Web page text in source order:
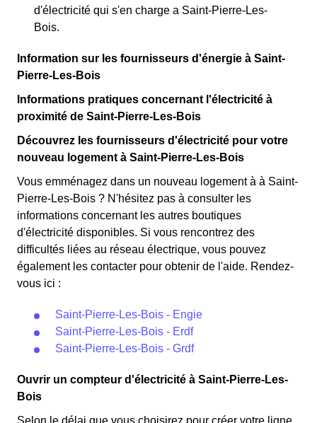
d'électricité qui s'en charge a Saint-Pierre-Les-
Bois.
Information sur les fournisseurs d'énergie à Saint-
Pierre-Les-Bois
Informations pratiques concernant l'électricité à
proximité de Saint-Pierre-Les-Bois
Découvrez les fournisseurs d'électricité pour votre
nouveau logement à Saint-Pierre-Les-Bois
Vous emménagez dans un nouveau logement à à Saint-
Pierre-Les-Bois ? N'hésitez pas à consulter les
informations concernant les autres boutiques
d'électricité disponibles. Si vous rencontrez des
difficultés liées au réseau électrique, vous pouvez
également les contacter pour obtenir de l'aide. Rendez-
vous ici :
Saint-Pierre-Les-Bois - Engie
Saint-Pierre-Les-Bois - Erdf
Saint-Pierre-Les-Bois - Grdf
Ouvrir un compteur d'électricité à Saint-Pierre-Les-
Bois
Selon le délai que vous choisirez pour créer votre ligne,